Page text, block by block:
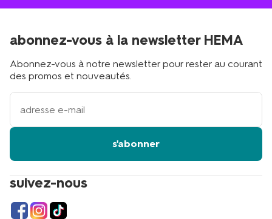
suivez-nous
abonnez-vous à la newsletter HEMA
Abonnez-vous à notre newsletter pour rester au courant
des promos et nouveautés.
votre
adresse
s'abonner